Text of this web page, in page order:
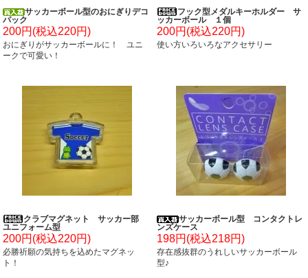
サッカーボール型のおにぎりデコ
パック
200円(税込220円)
おにぎりがサッカーボールに！ ユニ
ークで可愛い！
フック型メダルキーホルダー サ
ッカーボール １個
200円(税込220円)
使い方いろいろなアクセサリー
クラブマグネット サッカー部
ユニフォーム型
200円(税込220円)
必勝祈願の気持ちを込めたマグネッ
ト！
サッカーボール型 コンタクトレ
ンズケース
198円(税込218円)
存在感抜群のうれしいサッカーボール
型♪